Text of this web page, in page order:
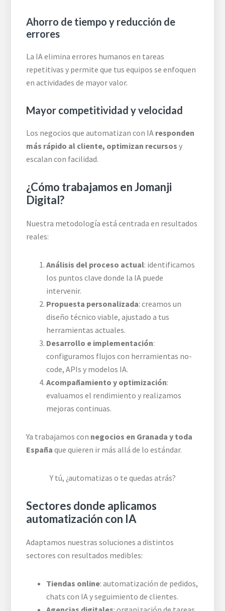
Ahorro de tiempo y reducción de
errores
La IA elimina errores humanos en tareas
repetitivas y permite que tus equipos se enfoquen
en actividades de mayor valor.
Mayor competitividad y velocidad
Los negocios que automatizan con IA responden
más rápido al cliente, optimizan recursos y
escalan con facilidad.
¿Cómo trabajamos en Jomanji
Digital?
Nuestra metodología está centrada en resultados
reales:
Análisis del proceso actual: identificamos
los puntos clave donde la IA puede
intervenir.
Propuesta personalizada: creamos un
diseño técnico viable, ajustado a tus
herramientas actuales.
Desarrollo e implementación:
configuramos flujos con herramientas no-
code, APIs y modelos IA.
Acompañamiento y optimización:
evaluamos el rendimiento y realizamos
mejoras continuas.
Ya trabajamos con negocios en Granada y toda
España que quieren ir más allá de lo estándar.
Y tú, ¿automatizas o te quedas atrás?
Sectores donde aplicamos
automatización con IA
Adaptamos nuestras soluciones a distintos
sectores con resultados medibles:
Tiendas online: automatización de pedidos,
chats con IA y seguimiento de clientes.